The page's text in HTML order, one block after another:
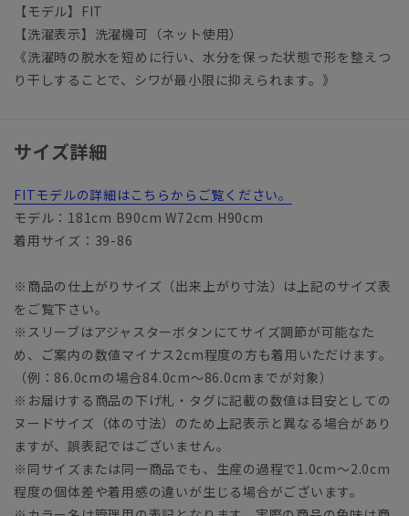
【モデル】FIT
【洗濯表示】洗濯機可（ネット使用）
《洗濯時の脱水を短めに行い、水分を保った状態で形を整えつ
り干しすることで、シワが最小限に抑えられます。》
サイズ詳細
FITモデルの詳細はこちらからご覧ください。
モデル：181cm B90cm W72cm H90cm
着用サイズ：39-86
※商品の仕上がりサイズ（出来上がり寸法）は上記のサイズ表
をご覧下さい。
※スリーブはアジャスターボタンにてサイズ調節が可能なた
め、ご案内の数値マイナス2cm程度の方も着用いただけます。
（例：86.0cmの場合84.0cm～86.0cmまでが対象）
※お届けする商品の下げ札・タグに記載の数値は目安としての
ヌードサイズ（体の寸法）のため上記表示と異なる場合があり
ますが、誤表記ではございません。
※同サイズまたは同一商品でも、生産の過程で1.0cm～2.0cm
程度の個体差や着用感の違いが生じる場合がございます。